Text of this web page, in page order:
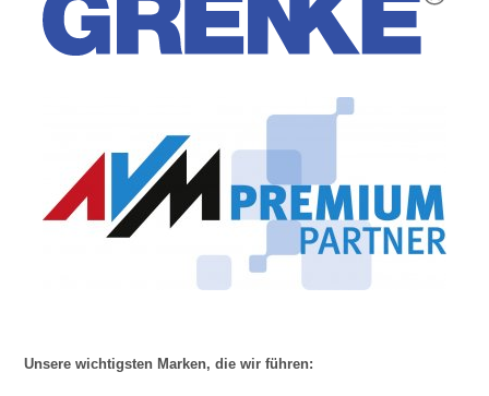
Unsere wichtigsten Marken, die wir führen: